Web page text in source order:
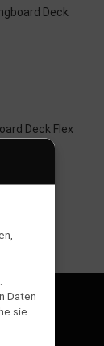
Deck Flex
Daten
sie